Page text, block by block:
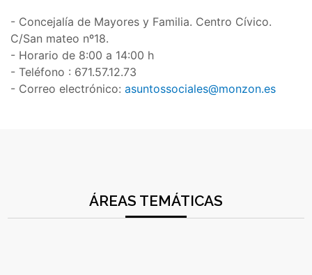
- Concejalía de Mayores y Familia. Centro Cívico.
C/San mateo nº18.
- Horario de 8:00 a 14:00 h
- Teléfono : 671.57.12.73
- Correo electrónico: asuntossociales@monzon.es
ÁREAS TEMÁTICAS